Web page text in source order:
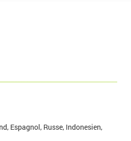
Espagnol, Russe, Indonesien,